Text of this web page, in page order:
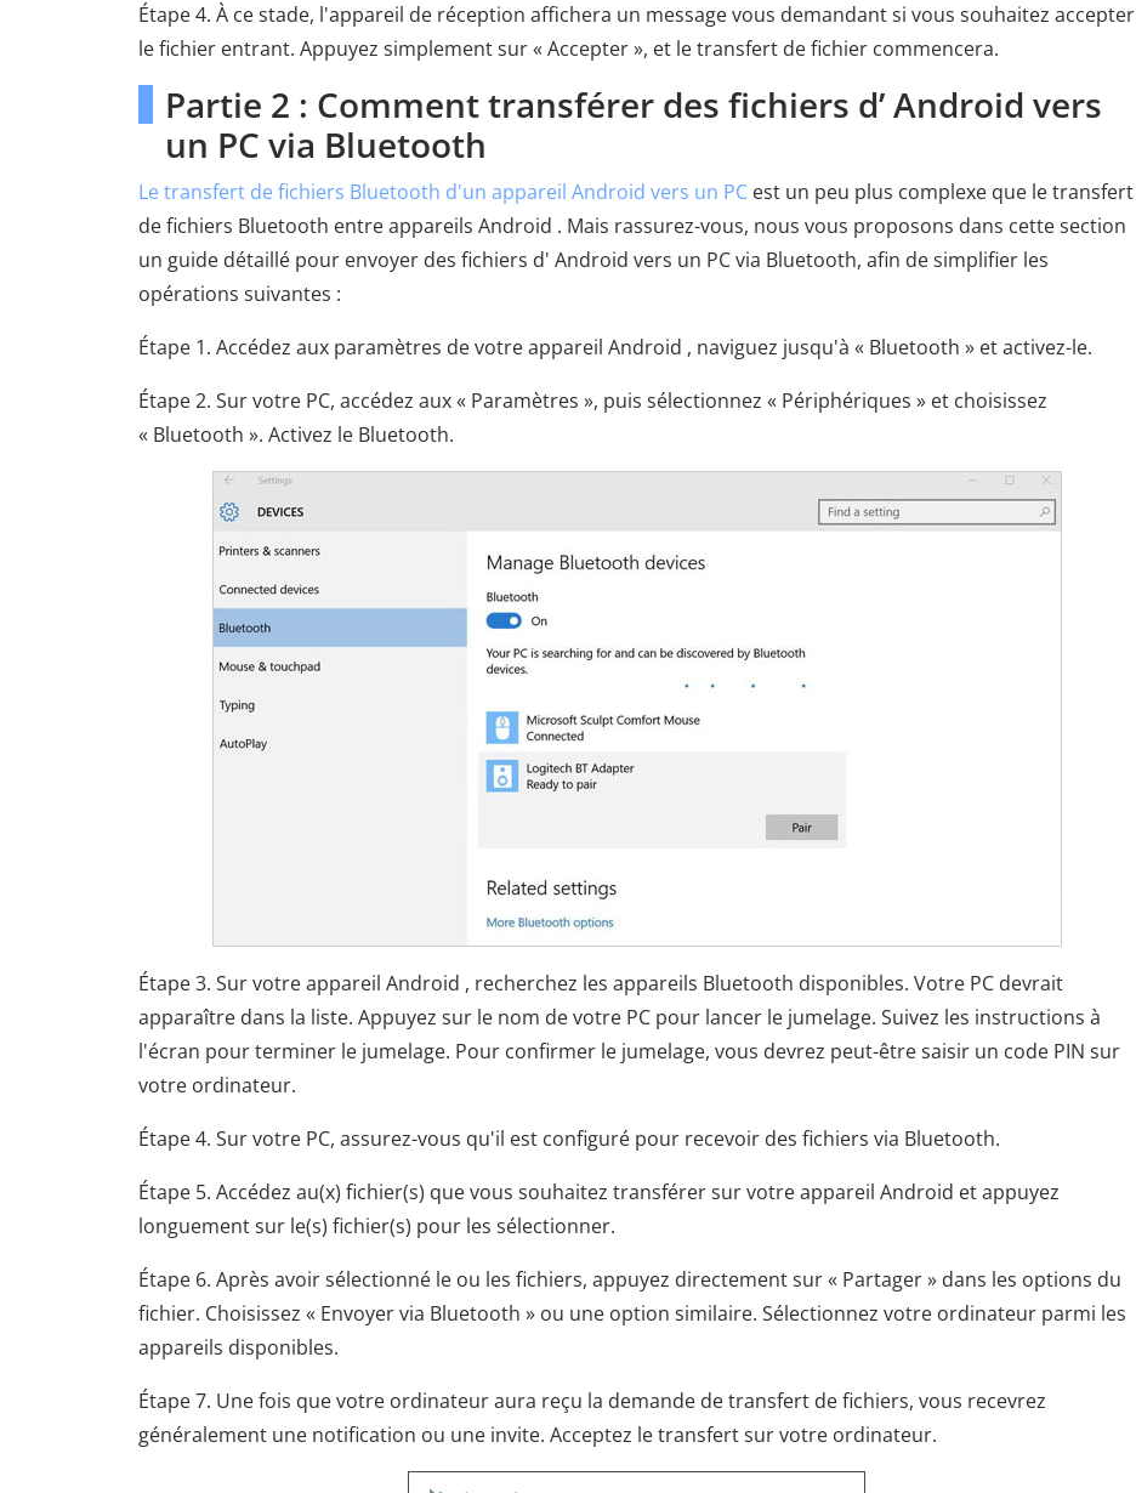
Étape 4. À ce stade, l'appareil de réception affichera un message vous demandant si vous souhaitez accepter
le fichier entrant. Appuyez simplement sur « Accepter », et le transfert de fichier commencera.
Partie 2 : Comment transférer des fichiers d’ Android vers
un PC via Bluetooth
Le transfert de fichiers Bluetooth d'un appareil Android vers un PC est un peu plus complexe que le transfert
de fichiers Bluetooth entre appareils Android . Mais rassurez-vous, nous vous proposons dans cette section
un guide détaillé pour envoyer des fichiers d' Android vers un PC via Bluetooth, afin de simplifier les
opérations suivantes :
Étape 1. Accédez aux paramètres de votre appareil Android , naviguez jusqu'à « Bluetooth » et activez-le.
Étape 2. Sur votre PC, accédez aux « Paramètres », puis sélectionnez « Périphériques » et choisissez
« Bluetooth ». Activez le Bluetooth.
Étape 3. Sur votre appareil Android , recherchez les appareils Bluetooth disponibles. Votre PC devrait
apparaître dans la liste. Appuyez sur le nom de votre PC pour lancer le jumelage. Suivez les instructions à
l'écran pour terminer le jumelage. Pour confirmer le jumelage, vous devrez peut-être saisir un code PIN sur
votre ordinateur.
Étape 4. Sur votre PC, assurez-vous qu'il est configuré pour recevoir des fichiers via Bluetooth.
Étape 5. Accédez au(x) fichier(s) que vous souhaitez transférer sur votre appareil Android et appuyez
longuement sur le(s) fichier(s) pour les sélectionner.
Étape 6. Après avoir sélectionné le ou les fichiers, appuyez directement sur « Partager » dans les options du
fichier. Choisissez « Envoyer via Bluetooth » ou une option similaire. Sélectionnez votre ordinateur parmi les
appareils disponibles.
Étape 7. Une fois que votre ordinateur aura reçu la demande de transfert de fichiers, vous recevrez
généralement une notification ou une invite. Acceptez le transfert sur votre ordinateur.